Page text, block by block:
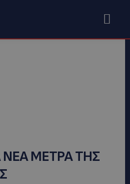
NEA METΡΑ ΤΗΣ